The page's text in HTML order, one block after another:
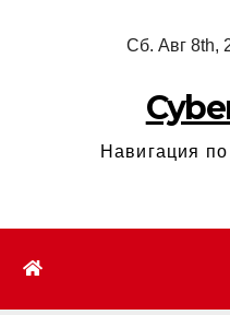
Сб. Авг 8th,
Навигация